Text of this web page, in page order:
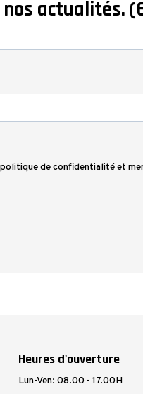
actualités.
de confidentialité et
Heures d'ouverture
Lun-Ven: 08.00 - 17.00H